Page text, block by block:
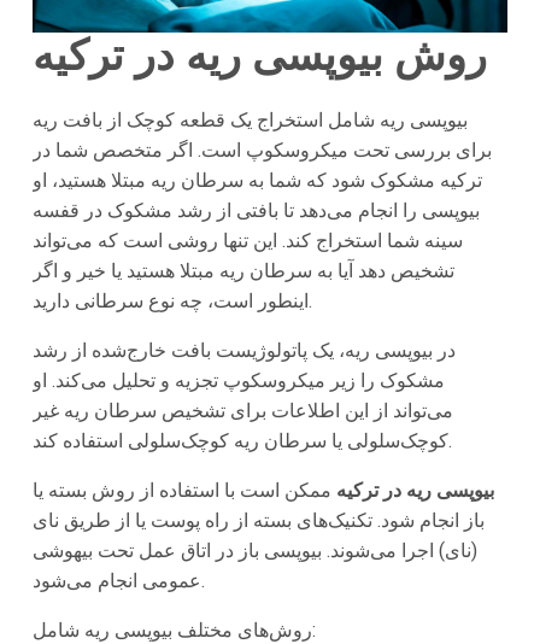
روش بیوپسی ریه در ترکیه
بیوپسی ریه شامل استخراج یک قطعه کوچک از بافت ریه
برای بررسی تحت میکروسکوپ است. اگر متخصص شما در
ترکیه مشکوک شود که شما به سرطان ریه مبتلا هستید، او
بیوپسی را انجام می‌دهد تا بافتی از رشد مشکوک در قفسه
سینه شما استخراج کند. این تنها روشی است که می‌تواند
تشخیص دهد آیا به سرطان ریه مبتلا هستید یا خیر و اگر
اینطور است، چه نوع سرطانی دارید.
در بیوپسی ریه، یک پاتولوژیست بافت خارج‌شده از رشد
مشکوک را زیر میکروسکوپ تجزیه و تحلیل می‌کند. او
می‌تواند از این اطلاعات برای تشخیص سرطان ریه غیر
کوچک‌سلولی یا سرطان ریه کوچک‌سلولی استفاده کند.
بیوپسی ریه در ترکیه ممکن است با استفاده از روش بسته یا
باز انجام شود. تکنیک‌های بسته از راه پوست یا از طریق نای
(نای) اجرا می‌شوند. بیوپسی باز در اتاق عمل تحت بیهوشی
عمومی انجام می‌شود.
روش‌های مختلف بیوپسی ریه شامل: